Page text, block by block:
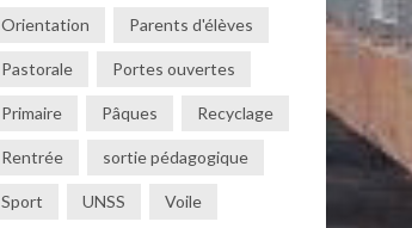
Lire la suite
Orientation Parents d'élèves
Pastorale Portes ouvertes
Primaire Pâques Recyclage
Rentrée sortie pédagogique
Sport UNSS Voile